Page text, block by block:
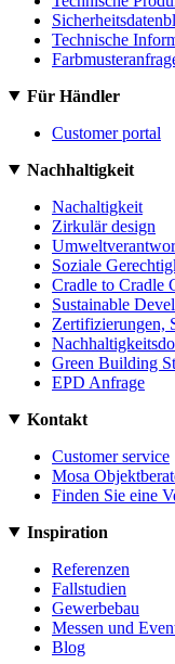
Technische
Für Händler
Customer portal
Nachhaltigkeit
Nachaltigkeit
Zirkulär design
Soziale
Cradle to Cradle
Sustainable
Zertifizierungen,
Green Building
EPD Anfrage
Kontakt
Customer service
Mosa
Finden Sie eine
Inspiration
Referenzen
Fallstudien
Gewerbebau
Messen und
Blog